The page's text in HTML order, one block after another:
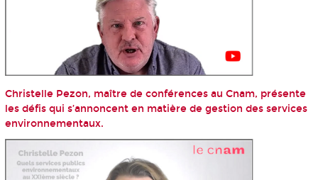
Christelle Pezon, maître de conférences au Cnam, présente
les défis qui s’annoncent en matière de gestion des services
environnementaux.